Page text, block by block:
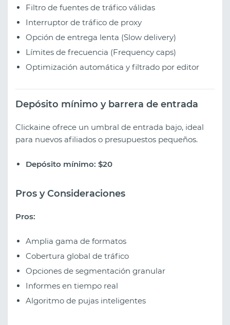
Filtro de fuentes de tráfico válidas
Interruptor de tráfico de proxy
Opción de entrega lenta (Slow delivery)
Límites de frecuencia (Frequency caps)
Optimización automática y filtrado por editor
Depósito mínimo y barrera de entrada
Clickaine ofrece un umbral de entrada bajo, ideal
para nuevos afiliados o presupuestos pequeños.
Depósito mínimo: $20
Pros y Consideraciones
Pros:
Amplia gama de formatos
Cobertura global de tráfico
Opciones de segmentación granular
Informes en tiempo real
Algoritmo de pujas inteligentes